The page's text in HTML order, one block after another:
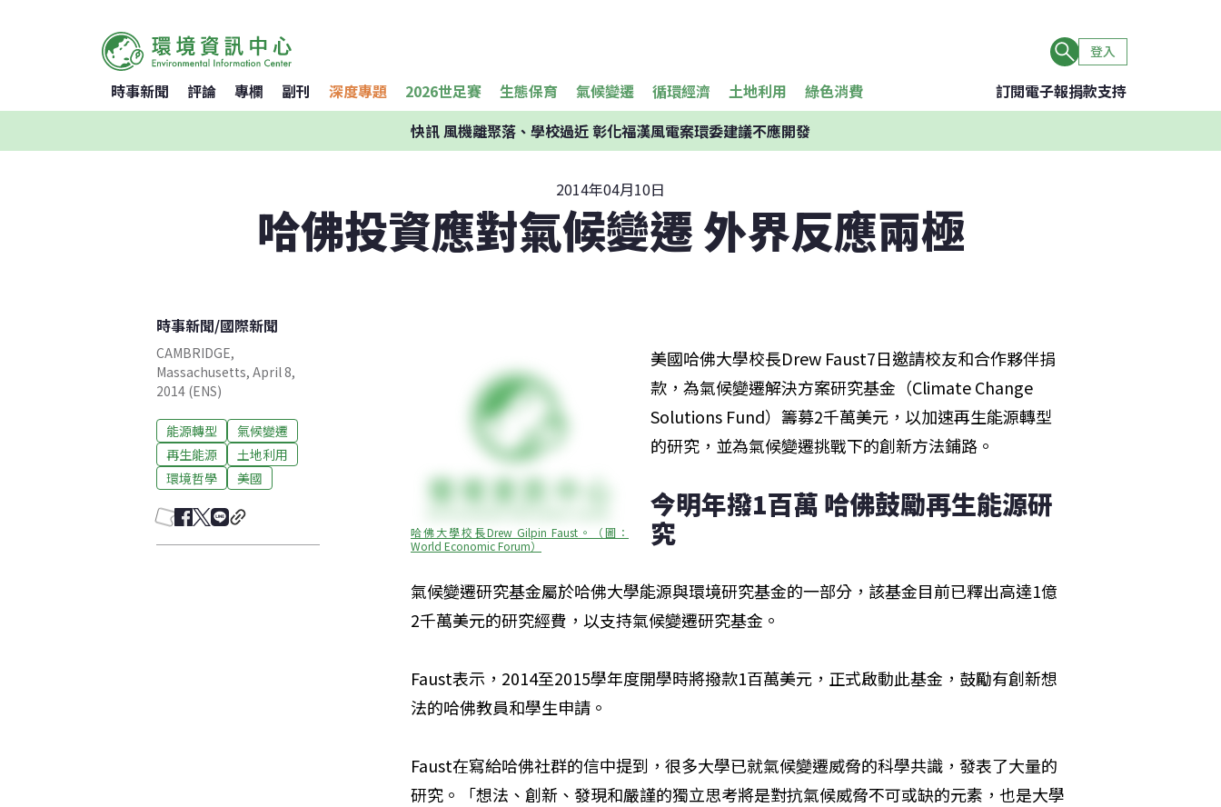
登入
時事新聞 評論 專欄 副刊 深度專題 2026世足賽 生態保育 氣候變遷 循環經濟 土地利用 綠色消費 訂閱電子報捐款支持
快訊風機離聚落、學校過近 彰化福漢風電案環委建議不應開發
2014年04月10日
哈佛投資應對氣候變遷 外界反應兩極
時事新聞/國際新聞
CAMBRIDGE,
Massachusetts, April 8,
2014 (ENS)
能源轉型
氣候變遷
再生能源
土地利用
環境哲學
美國
哈佛大學校長Drew Gilpin Faust。（圖：
World Economic Forum）
美國哈佛大學校長Drew Faust7日邀請校友和合作夥伴捐
款，為氣候變遷解決方案研究基金（Climate Change
Solutions Fund）籌募2千萬美元，以加速再生能源轉型
的研究，並為氣候變遷挑戰下的創新方法鋪路。
今明年撥1百萬 哈佛鼓勵再生能源研
究
氣候變遷研究基金屬於哈佛大學能源與環境研究基金的一部分，該基金目前已釋出高達1億
2千萬美元的研究經費，以支持氣候變遷研究基金。
Faust表示，2014至2015學年度開學時將撥款1百萬美元，正式啟動此基金，鼓勵有創新想
法的哈佛教員和學生申請。
Faust在寫給哈佛社群的信中提到，很多大學已就氣候變遷威脅的科學共識，發表了大量的
研究。「想法、創新、發現和嚴謹的獨立思考將是對抗氣候威脅不可或缺的元素，也是大學